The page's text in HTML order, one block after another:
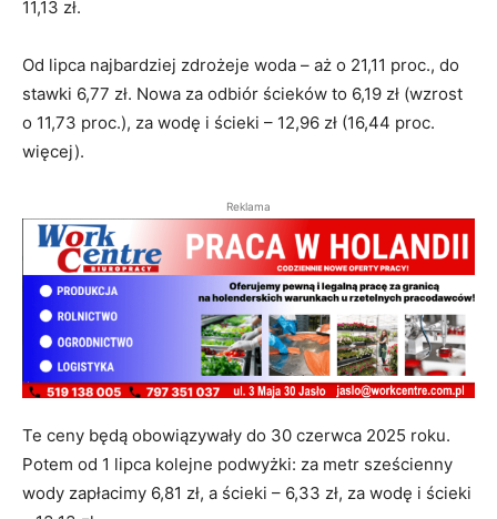
11,13 zł.
Od lipca najbardziej zdrożeje woda – aż o 21,11 proc., do
stawki 6,77 zł. Nowa za odbiór ścieków to 6,19 zł (wzrost
o 11,73 proc.), za wodę i ścieki – 12,96 zł (16,44 proc.
więcej).
Reklama
Te ceny będą obowiązywały do 30 czerwca 2025 roku.
Potem od 1 lipca kolejne podwyżki: za metr sześcienny
wody zapłacimy 6,81 zł, a ścieki – 6,33 zł, za wodę i ścieki